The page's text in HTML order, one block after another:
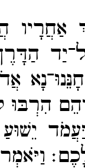
אַחֲרָיו
הִרְבּוּ